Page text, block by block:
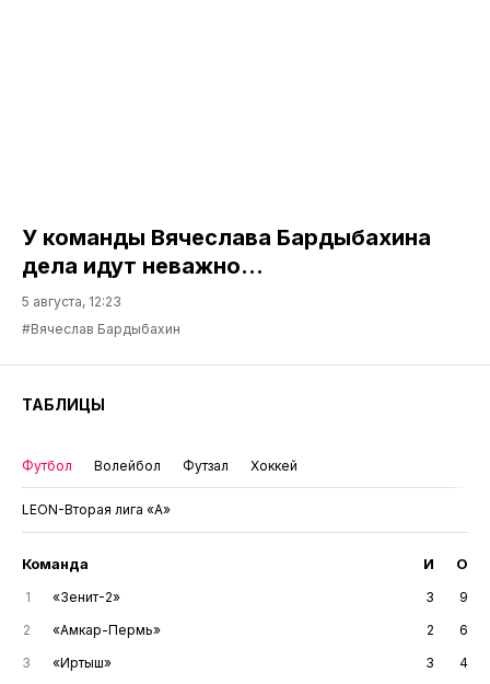
У команды Вячеслава Бардыбахина
дела идут неважно…
5 августа, 12:23
#Вячеслав Бардыбахин
ТАБЛИЦЫ
Футбол Волейбол Футзал Хоккей
LEON-Вторая лига «А»
Команда И О
1 «Зенит-2» 3
9
2
«Амкар-Пермь» 2
6
3
«Иртыш» 3
4